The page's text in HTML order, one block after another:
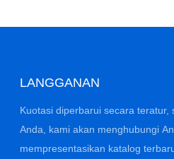
LANGGANAN
Kuotasi diperbarui secara teratur,
Anda, kami akan menghubungi
mempresentasikan katalog